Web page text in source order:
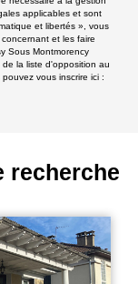
applicables et sont
et libertés », vous
et les faire
Sous Montmorency
la liste d'opposition au
vous inscrire ici :
recherche